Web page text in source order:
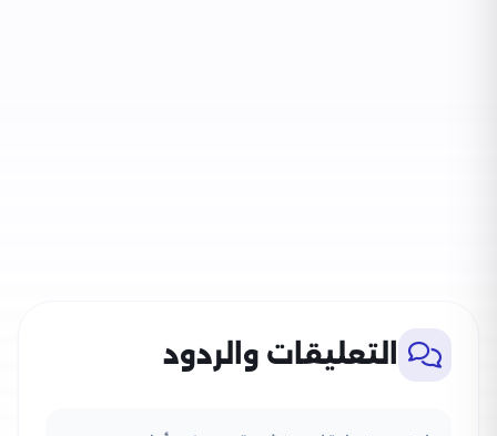
التعليقات والردود